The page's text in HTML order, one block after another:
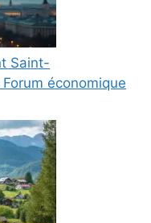
Saint-
économique